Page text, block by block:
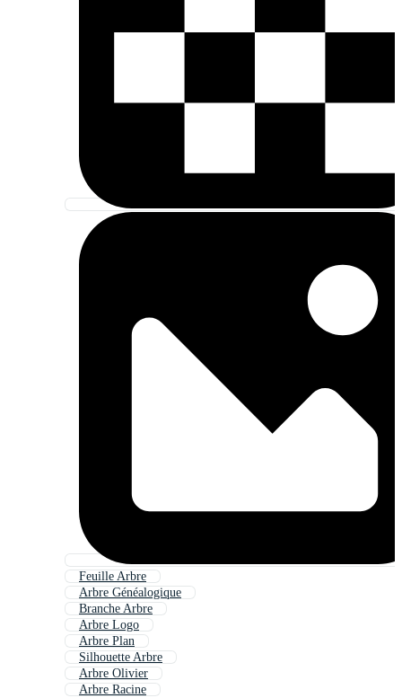
Feuille Arbre
Arbre Généalogique
Branche Arbre
Arbre Logo
Arbre Plan
Silhouette Arbre
Arbre Olivier
Arbre Racine